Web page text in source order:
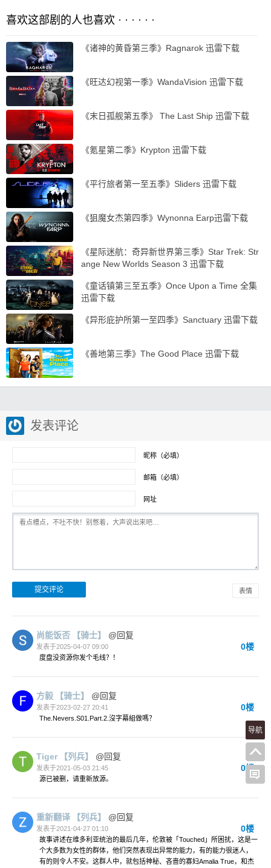
喜欢这部剧的人也喜欢 · · · · · ·
《诸神的黄昏第三季》Ragnarok 迅雷下载
《旺达幻视第一季》WandaVision 迅雷下载
《末日孤舰第五季》 The Last Ship 迅雷下载
《氪星第二季》Krypton 迅雷下载
《平行旅者第一至五季》Sliders 迅雷下载
《狙魔女杰第四季》Wynonna Earp迅雷下载
《星际迷航：奇异新世界第三季》Star Trek: Str
ange New Worlds Season 3 迅雷下载
《童话镇第三至五季》Once Upon a Time 全集
迅雷下载
《异形庇护所第一至四季》Sanctuary 迅雷下载
《善地第三季》The Good Place 迅雷下载
发表评论
昵称（必填）
邮箱（必填）
网址
表情
尚能饭否 【骑士】 @回复
发表于2025-04-07 09:00 0楼
度盘没资源你发个毛线？！
方毅 【骑士】 @回复
发表于2023-02-27 20:41 0楼
The.Nevers.S01.Part.2.沒字幕組做嗎？
Tiger 【列兵】 @回复
发表于2021-05-03 21:45 0楼
源已被删，请重新放源。
重新翻译 【列兵】 @回复
发表于2021-04-27 01:10 0楼
故事讲述在维多利亚统治的最后几年，伦敦被「Touched」所困扰，这是一
个大多数为女性的群体，他们突然表现出异常的能力，有的能力很迷人，
有的则令人不安。这群人中，就包括神秘、吝啬的寡妇Amalia True，和杰
导航